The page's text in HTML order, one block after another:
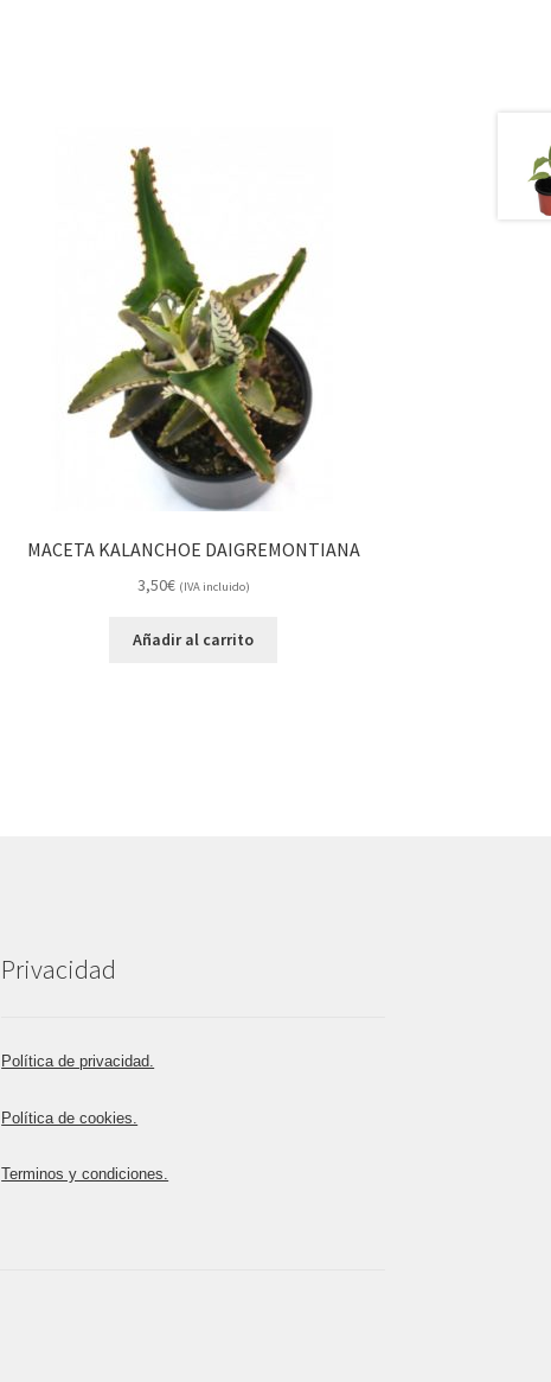
MACETA KALANCHOE DAIGREMONTIANA
3,50€ (IVA incluido)
Añadir al carrito
Privacidad
Política de privacidad.
Política de cookies.
Terminos y condiciones.